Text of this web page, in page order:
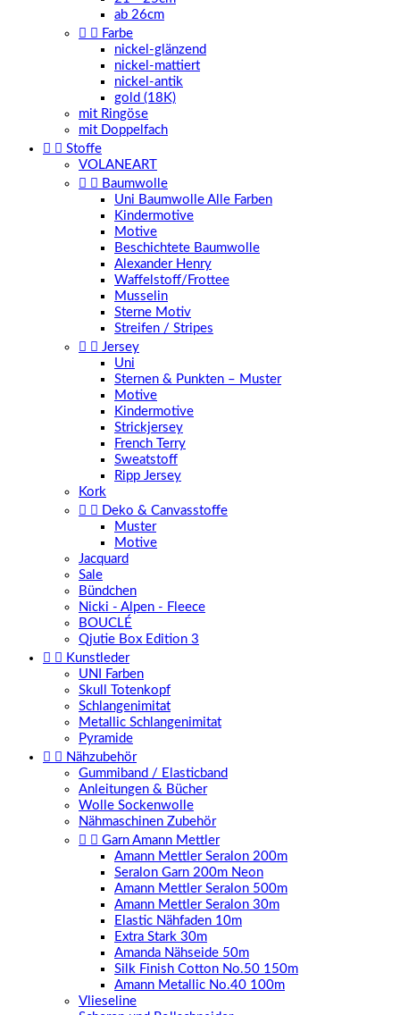
ab 26cm
  Farbe
nickel-glänzend
nickel-mattiert
nickel-antik
gold (18K)
mit Ringöse
mit Doppelfach
  Stoffe
VOLANEART
  Baumwolle
Uni Baumwolle Alle Farben
Kindermotive
Motive
Beschichtete Baumwolle
Alexander Henry
Waffelstoff/Frottee
Musselin
Sterne Motiv
Streifen / Stripes
  Jersey
Uni
Sternen & Punkten – Muster
Motive
Kindermotive
Strickjersey
French Terry
Sweatstoff
Ripp Jersey
Kork
  Deko & Canvasstoffe
Muster
Motive
Jacquard
Sale
Bündchen
Nicki - Alpen - Fleece
BOUCLÉ
Qjutie Box Edition 3
  Kunstleder
UNI Farben
Skull Totenkopf
Schlangenimitat
Metallic Schlangenimitat
Pyramide
  Nähzubehör
Gummiband / Elasticband
Anleitungen & Bücher
Wolle Sockenwolle
Nähmaschinen Zubehör
  Garn Amann Mettler
Amann Mettler Seralon 200m
Seralon Garn 200m Neon
Amann Mettler Seralon 500m
Amann Mettler Seralon 30m
Elastic Nähfaden 10m
Extra Stark 30m
Amanda Nähseide 50m
Silk Finish Cotton No.50 150m
Amann Metallic No.40 100m
Vlieseline